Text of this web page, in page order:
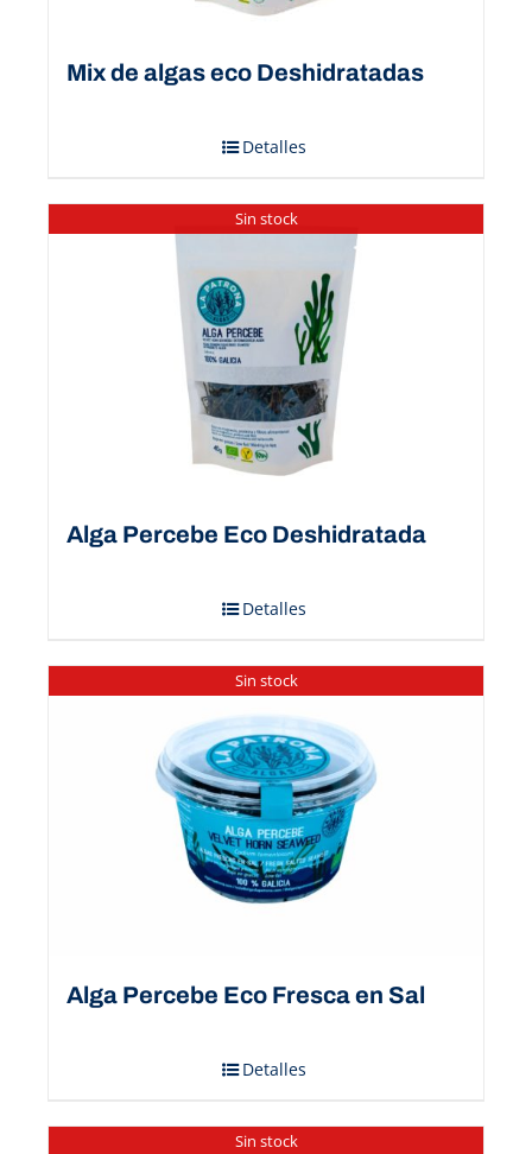
Mix de algas eco Deshidratadas
Detalles
Sin stock
Alga Percebe Eco Deshidratada
Detalles
Sin stock
Alga Percebe Eco Fresca en Sal
Detalles
Sin stock